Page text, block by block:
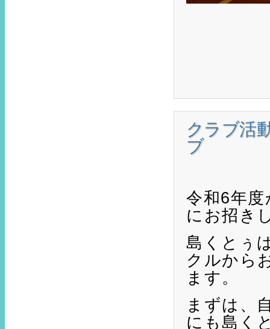
クラブ活
ブ
令和6年
にお招き
島くとぅ
クルから
ます。
まずは、
にも島く